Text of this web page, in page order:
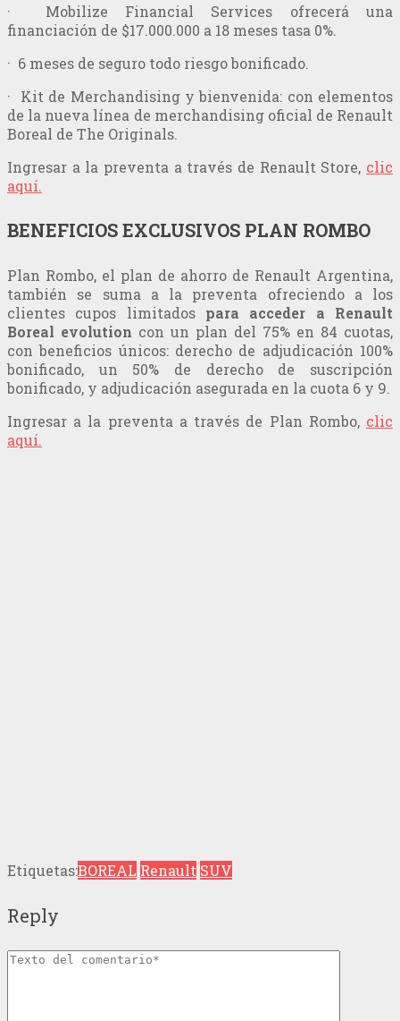
· Mobilize Financial Services ofrecerá una
financiación de $17.000.000 a 18 meses tasa 0%.
· 6 meses de seguro todo riesgo bonificado.
· Kit de Merchandising y bienvenida: con elementos
de la nueva línea de merchandising oficial de Renault
Boreal de The Originals.
Ingresar a la preventa a través de Renault Store, clic
aquí.
BENEFICIOS EXCLUSIVOS PLAN ROMBO
Plan Rombo, el plan de ahorro de Renault Argentina,
también se suma a la preventa ofreciendo a los
clientes cupos limitados para acceder a Renault
Boreal evolution con un plan del 75% en 84 cuotas,
con beneficios únicos: derecho de adjudicación 100%
bonificado, un 50% de derecho de suscripción
bonificado, y adjudicación asegurada en la cuota 6 y 9.
Ingresar a la preventa a través de Plan Rombo, clic
aquí.
Etiquetas:BOREAL Renault SUV
Reply